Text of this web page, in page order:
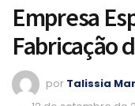
Empresa
Fabricação
por Talissia